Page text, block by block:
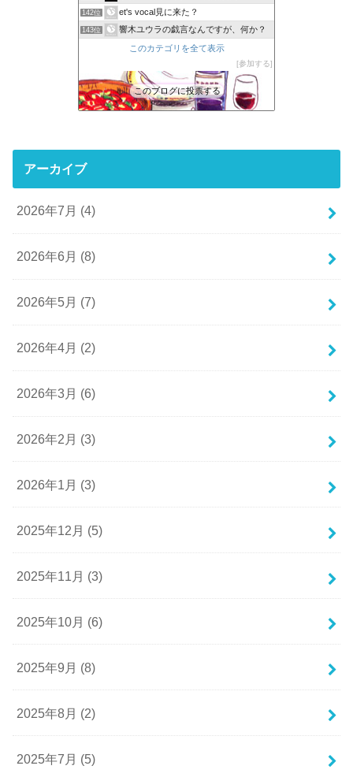
142位 et's vocal見に来た？
143位 響木ユウラの戯言なんですが、何か？
このカテゴリを全て表示
参加する
このブログに投票する
アーカイブ
2026年7月 (4)
2026年6月 (8)
2026年5月 (7)
2026年4月 (2)
2026年3月 (6)
2026年2月 (3)
2026年1月 (3)
2025年12月 (5)
2025年11月 (3)
2025年10月 (6)
2025年9月 (8)
2025年8月 (2)
2025年7月 (5)